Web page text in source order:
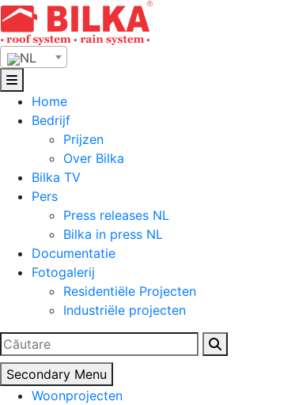
Skip
to
content
NL
Home
Bedrijf
Prijzen
Over Bilka
Bilka TV
Pers
Press releases NL
Bilka in press NL
Documentatie
Fotogalerij
Residentiële Projecten
Industriële projecten
Zoeken
naar:
Secondary Menu
Woonprojecten